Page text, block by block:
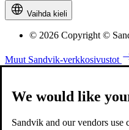
Vaihda kieli
© 2026 Copyright ©
Muut Sandvik-verkkosivustot
We would like
Sandvik and our vendors use